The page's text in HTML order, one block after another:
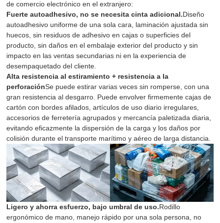
de comercio electrónico en el extranjero:
Fuerte autoadhesivo, no se necesita cinta adicional.Diseño
autoadhesivo uniforme de una sola cara, laminación ajustada sin
huecos, sin residuos de adhesivo en cajas o superficies del
producto, sin daños en el embalaje exterior del producto y sin
impacto en las ventas secundarias ni en la experiencia de
desempaquetado del cliente.
Alta resistencia al estiramiento + resistencia a la
perforaciónSe puede estirar varias veces sin romperse, con una
gran resistencia al desgarro. Puede envolver firmemente cajas de
cartón con bordes afilados, artículos de uso diario irregulares,
accesorios de ferretería agrupados y mercancía paletizada diaria,
evitando eficazmente la dispersión de la carga y los daños por
colisión durante el transporte marítimo y aéreo de larga distancia.
Ligero y ahorra esfuerzo, bajo umbral de uso.Rodillo
ergonómico de mano, manejo rápido por una sola persona, no